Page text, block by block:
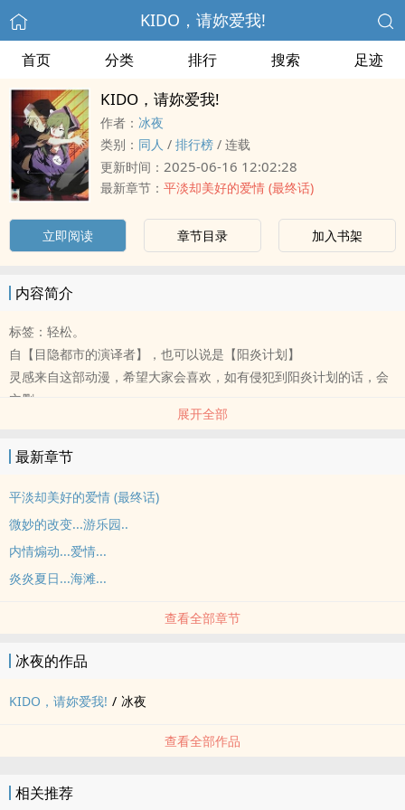
KIDO，请妳爱我!
首页 分类 排行 搜索 足迹
KIDO，请妳爱我!
作者： 冰夜
类别： 同人 / 排行榜 / 连载
更新时间： 2025-06-16 12:02:28
最新章节： 平淡却美好的爱情 (最终话)
立即阅读 章节目录 加入书架
内容简介
标签：轻松。
自【目隐都市的演译者】，也可以说是【阳炎计划】
灵感来自这部动漫，希望大家会喜欢，如有侵犯到阳炎计划的话，会
立删。
如内容有雷同，某些部份是来自动漫里的剧情，但是其他都是自编。
展开全部
最新章节
平淡却美好的爱情 (最终话)
微妙的改变...游乐园..
内情煽动...爱情...
炎炎夏日...海滩...
查看全部章节
冰夜的作品
KIDO，请妳爱我! / 冰夜
查看全部作品
相关推荐